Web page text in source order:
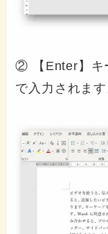
② 【Enter】キ
で入力されます